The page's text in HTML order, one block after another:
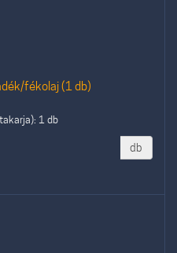
fékolaj (1 db)
1 db
db